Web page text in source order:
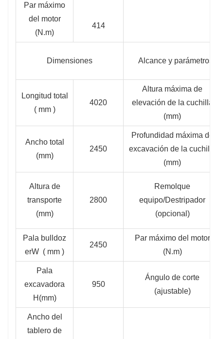
Par máximo
del motor
(N.m)
414
Dimensiones Alcance y parámetros
Longitud total
( mm )
4020
Altura máxima de
elevación de la cuchilla
(mm)
Ancho total
(mm)
2450
Profundidad máxima de
excavación de la cuchilla
(mm)
Altura de
transporte
(mm)
2800
Remolque
equipo/Destripador
(opcional)
Pala bulldoz
erW ( mm )
2450
Par máximo del motor
(N.m)
Pala
excavadora
H(mm)
950
Ángulo de corte
(ajustable)
Ancho del
tablero de